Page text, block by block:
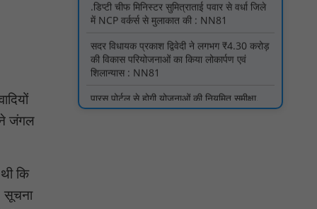
ने जंगल
कि
सूचना
पारस पोर्टल से होगी योजनाओं की नियमित समीक्षा,
के निर्देश : NN81
सोलर हाई मास्ट से रोशन हो रहे वनांचल के गांव,
NN81